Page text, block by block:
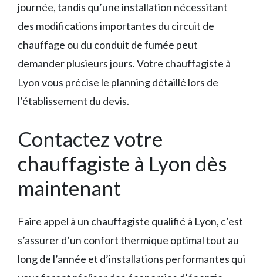
journée, tandis qu’une installation nécessitant
des modifications importantes du circuit de
chauffage ou du conduit de fumée peut
demander plusieurs jours. Votre chauffagiste à
Lyon vous précise le planning détaillé lors de
l’établissement du devis.
Contactez votre
chauffagiste à Lyon dès
maintenant
Faire appel à un chauffagiste qualifié à Lyon, c’est
s’assurer d’un confort thermique optimal tout au
long de l’année et d’installations performantes qui